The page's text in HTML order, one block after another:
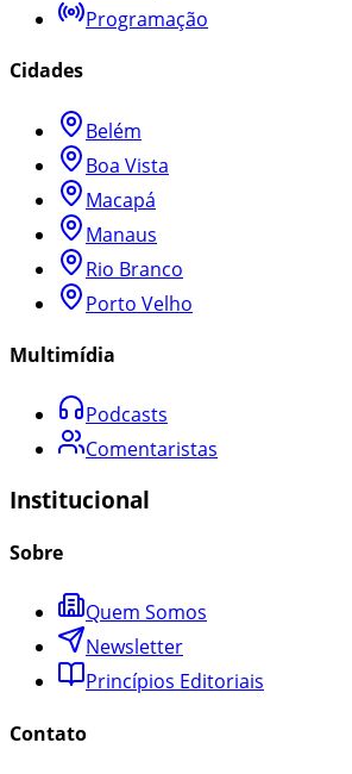
Programação
Cidades
Belém
Boa Vista
Macapá
Manaus
Rio Branco
Porto Velho
Multimídia
Podcasts
Comentaristas
Institucional
Sobre
Quem Somos
Newsletter
Princípios Editoriais
Contato